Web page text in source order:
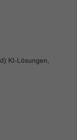
KI-Lösungen,